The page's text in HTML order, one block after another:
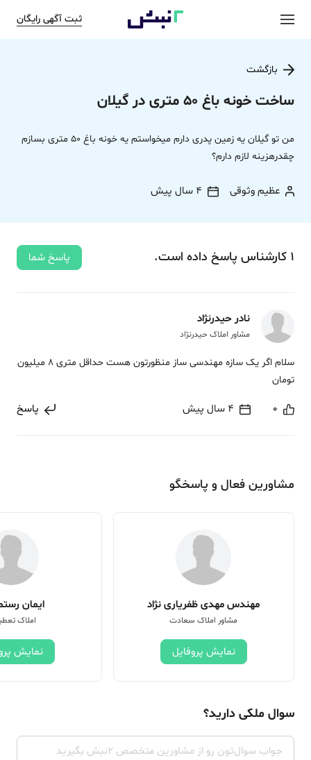
ثبت آگهی رایگان
بازگشت
ساخت خونه باغ 50 متری در گیلان
من تو گیلان یه زمین پدری دارم میخواستم یه خونه باغ 50 متری بسازم
چقدرهزینه لازم دارم؟
عظیم وثوقی 4 سال پیش
1 کارشناس پاسخ داده‌ است. پاسخ شما
نادر حیدرنژاد
مشاور املاک حیدرنژاد
سلام اگر یک سازه مهندسی ساز منظورتون هست حداقل متری 8 میلیون
تومان
0 4 سال پیش پاسخ
مشاورین فعال و پاسخگو
مهندس مهدی ظفریاری نژاد
مشاور املاک سعادت
نمایش پروفایل
ایمان
املاک
نمایش
سوال ملکی دارید؟